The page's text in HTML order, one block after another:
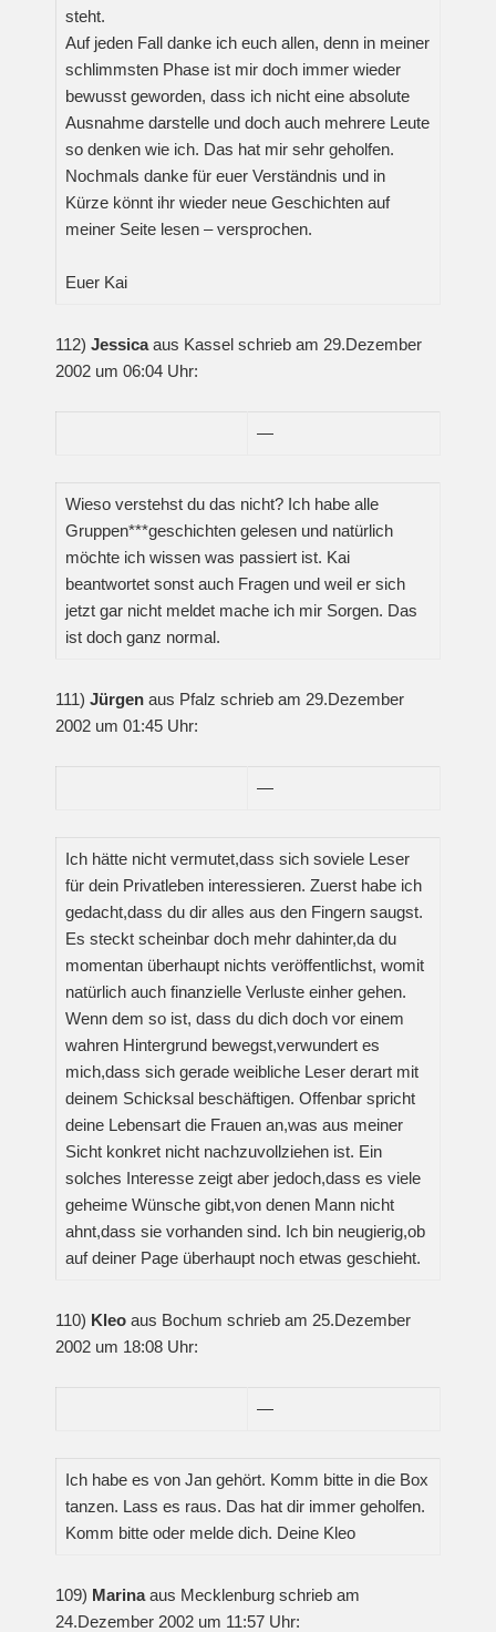
steht.
Auf jeden Fall danke ich euch allen, denn in meiner
schlimmsten Phase ist mir doch immer wieder
bewusst geworden, dass ich nicht eine absolute
Ausnahme darstelle und doch auch mehrere Leute
so denken wie ich. Das hat mir sehr geholfen.
Nochmals danke für euer Verständnis und in
Kürze könnt ihr wieder neue Geschichten auf
meiner Seite lesen – versprochen.
Euer Kai
112) Jessicaaus Kassel schrieb am 29.Dezember
2002 um 06:04 Uhr:
—
Wieso verstehst du das nicht? Ich habe alle
Gruppen***geschichten gelesen und natürlich
möchte ich wissen was passiert ist. Kai
beantwortet sonst auch Fragen und weil er sich
jetzt gar nicht meldet mache ich mir Sorgen. Das
ist doch ganz normal.
111) Jürgen aus Pfalz schrieb am 29.Dezember
2002 um 01:45 Uhr:
—
Ich hätte nicht vermutet,dass sich soviele Leser
für dein Privatleben interessieren. Zuerst habe ich
gedacht,dass du dir alles aus den Fingern saugst.
Es steckt scheinbar doch mehr dahinter,da du
momentan überhaupt nichts veröffentlichst, womit
natürlich auch finanzielle Verluste einher gehen.
Wenn dem so ist, dass du dich doch vor einem
wahren Hintergrund bewegst,verwundert es
mich,dass sich gerade weibliche Leser derart mit
deinem Schicksal beschäftigen. Offenbar spricht
deine Lebensart die Frauen an,was aus meiner
Sicht konkret nicht nachzuvollziehen ist. Ein
solches Interesse zeigt aber jedoch,dass es viele
geheime Wünsche gibt,von denen Mann nicht
ahnt,dass sie vorhanden sind. Ich bin neugierig,ob
auf deiner Page überhaupt noch etwas geschieht.
110) Kleo aus Bochum schrieb am 25.Dezember
2002 um 18:08 Uhr:
—
Ich habe es von Jan gehört. Komm bitte in die Box
tanzen. Lass es raus. Das hat dir immer geholfen.
Komm bitte oder melde dich. Deine Kleo
109) Marinaaus Mecklenburg schrieb am
24.Dezember 2002 um 11:57 Uhr: